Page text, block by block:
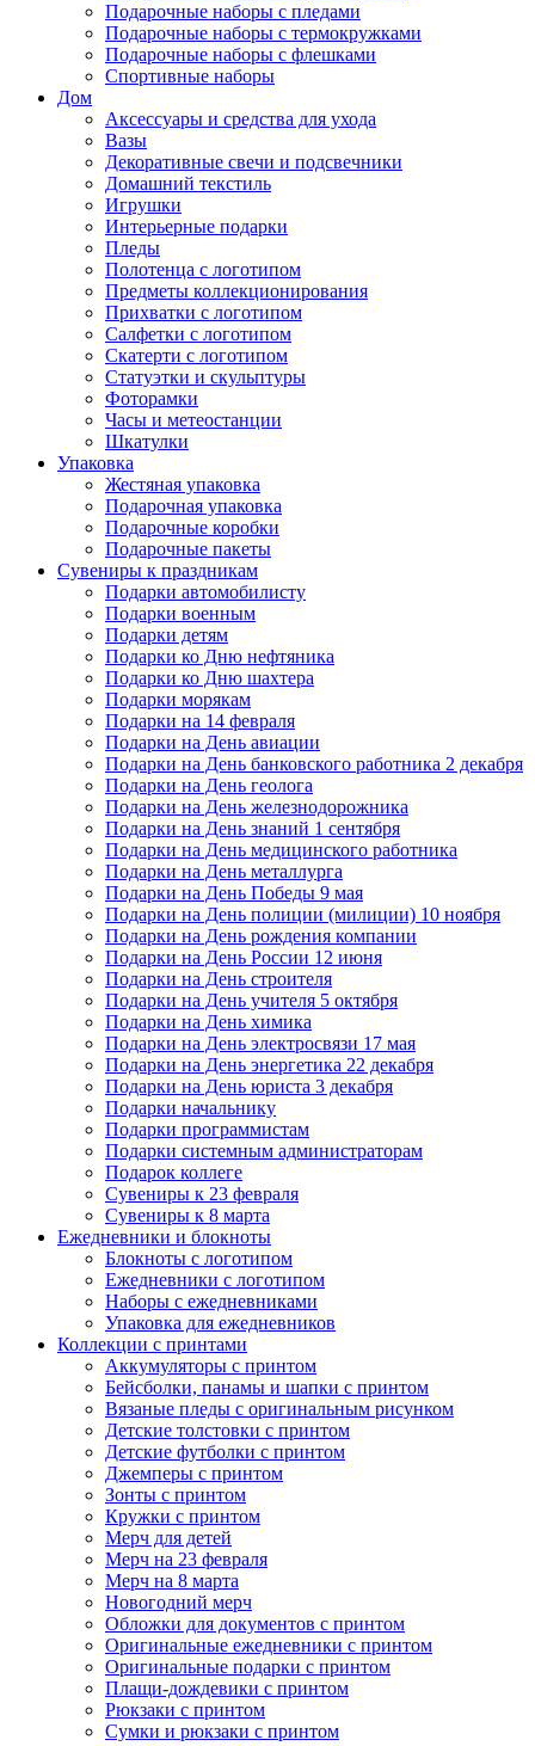
Подарочные наборы с пледами
Подарочные наборы с термокружками
Подарочные наборы с флешками
Спортивные наборы
Дом
Аксессуары и средства для ухода
Вазы
Декоративные свечи и подсвечники
Домашний текстиль
Игрушки
Интерьерные подарки
Пледы
Полотенца с логотипом
Предметы коллекционирования
Прихватки с логотипом
Салфетки с логотипом
Скатерти с логотипом
Статуэтки и скульптуры
Фоторамки
Часы и метеостанции
Шкатулки
Упаковка
Жестяная упаковка
Подарочная упаковка
Подарочные коробки
Подарочные пакеты
Сувениры к праздникам
Подарки автомобилисту
Подарки военным
Подарки детям
Подарки ко Дню нефтяника
Подарки ко Дню шахтера
Подарки морякам
Подарки на 14 февраля
Подарки на День авиации
Подарки на День банковского работника 2 декабря
Подарки на День геолога
Подарки на День железнодорожника
Подарки на День знаний 1 сентября
Подарки на День медицинского работника
Подарки на День металлурга
Подарки на День Победы 9 мая
Подарки на День полиции (милиции) 10 ноября
Подарки на День рождения компании
Подарки на День России 12 июня
Подарки на День строителя
Подарки на День учителя 5 октября
Подарки на День химика
Подарки на День электросвязи 17 мая
Подарки на День энергетика 22 декабря
Подарки на День юриста 3 декабря
Подарки начальнику
Подарки программистам
Подарки системным администраторам
Подарок коллеге
Сувениры к 23 февраля
Сувениры к 8 марта
Ежедневники и блокноты
Блокноты с логотипом
Ежедневники с логотипом
Наборы с ежедневниками
Упаковка для ежедневников
Коллекции с принтами
Аккумуляторы с принтом
Бейсболки, панамы и шапки с принтом
Вязаные пледы с оригинальным рисунком
Детские толстовки с принтом
Детские футболки с принтом
Джемперы с принтом
Зонты с принтом
Кружки с принтом
Мерч для детей
Мерч на 23 февраля
Мерч на 8 марта
Новогодний мерч
Обложки для документов с принтом
Оригинальные ежедневники с принтом
Оригинальные подарки с принтом
Плащи-дождевики с принтом
Рюкзаки с принтом
Сумки и рюкзаки с принтом